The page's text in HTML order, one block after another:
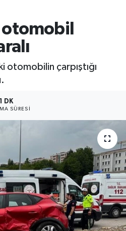
otomobil
otomobilin çarpıştığı
1 DK
SÜRESI